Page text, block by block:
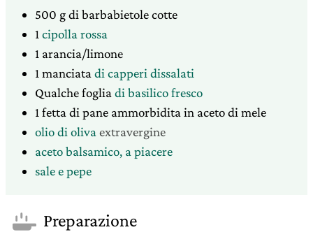
500 gdi barbabietole cotte
1 cipolla rossa
1 arancia/limone
1 manciata di capperi dissalati
Qualchefoglia di basilico fresco
1 fetta di pane ammorbidita in aceto di mele
olio di oliva extravergine
aceto balsamico, a piacere
sale e pepe
Preparazione